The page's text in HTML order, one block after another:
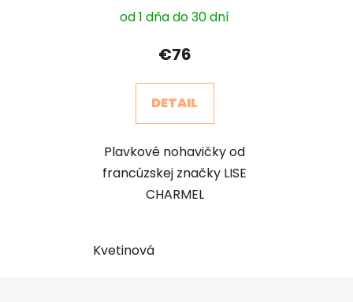
od 1 dňa do 30 dní
€76
DETAIL
Plavkové nohavičky od
francúzskej značky LISE
CHARMEL
Kvetinová